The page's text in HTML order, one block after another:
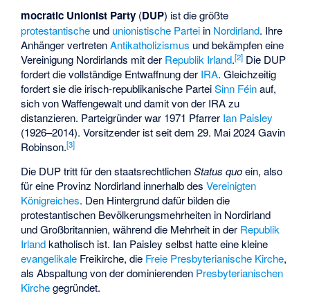
mocratic Unionist Party (DUP) ist die größte
protestantische und unionistische Partei in Nordirland. Ihre
Anhänger vertretenAntikatholizismus und bekämpfen eine
Vereinigung Nordirlands mit der Republik Irland.[2] Die DUP
fordert die vollständige Entwaffnung der IRA. Gleichzeitig
fordert sie die irisch-republikanische ParteiSinn Féinauf,
sich von Waffengewalt und damit von der IRA zu
distanzieren. Parteigründer war 1971 Pfarrer Ian Paisley
(1926–2014). Vorsitzender ist seit dem 29. Mai 2024Gavin
Robinson.[3]
Die DUP tritt für den staatsrechtlichenStatus quoein, also
für eine Provinz Nordirland innerhalb desVereinigten
Königreiches. Den Hintergrund dafür bilden die
protestantischen Bevölkerungsmehrheiten in Nordirland
und Großbritannien, während die Mehrheit in der Republik
Irlandkatholisch ist. Ian Paisley selbst hatte eine kleine
evangelikale Freikirche, die Freie Presbyterianische Kirche,
als Abspaltung von der dominierenden Presbyterianischen
Kirchegegründet.